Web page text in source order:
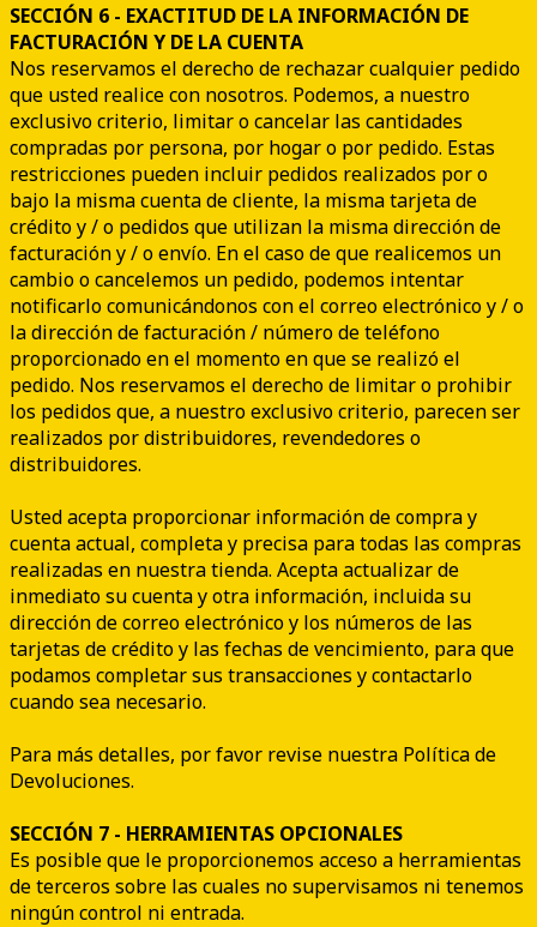
SECCIÓN 6 - EXACTITUD DE LA INFORMACIÓN DE
FACTURACIÓN Y DE LA CUENTA
Nos reservamos el derecho de rechazar cualquier pedido
que usted realice con nosotros. Podemos, a nuestro
exclusivo criterio, limitar o cancelar las cantidades
compradas por persona, por hogar o por pedido. Estas
restricciones pueden incluir pedidos realizados por o
bajo la misma cuenta de cliente, la misma tarjeta de
crédito y / o pedidos que utilizan la misma dirección de
facturación y / o envío. En el caso de que realicemos un
cambio o cancelemos un pedido, podemos intentar
notificarlo comunicándonos con el correo electrónico y / o
la dirección de facturación / número de teléfono
proporcionado en el momento en que se realizó el
pedido. Nos reservamos el derecho de limitar o prohibir
los pedidos que, a nuestro exclusivo criterio, parecen ser
realizados por distribuidores, revendedores o
distribuidores.
Usted acepta proporcionar información de compra y
cuenta actual, completa y precisa para todas las compras
realizadas en nuestra tienda. Acepta actualizar de
inmediato su cuenta y otra información, incluida su
dirección de correo electrónico y los números de las
tarjetas de crédito y las fechas de vencimiento, para que
podamos completar sus transacciones y contactarlo
cuando sea necesario.
Para más detalles, por favor revise nuestra Política de
Devoluciones.
SECCIÓN 7 - HERRAMIENTAS OPCIONALES
Es posible que le proporcionemos acceso a herramientas
de terceros sobre las cuales no supervisamos ni tenemos
ningún control ni entrada.